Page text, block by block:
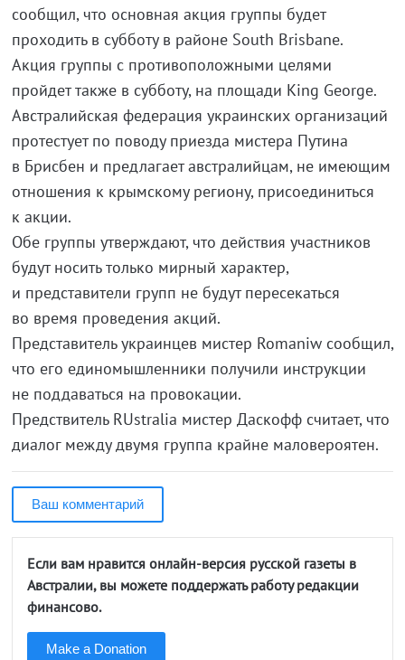
сообщил, что основная акция группы будет
проходить в субботу в районе South Brisbane.
Акция группы с противоположными целями
пройдет также в субботу, на площади King George.
Австралийская федерация украинских организаций
протестует по поводу приезда мистера Путина
в Брисбен и предлагает австралийцам, не имеющим
отношения к крымскому региону, присоединиться
к акции.
Обе группы утверждают, что действия участников
будут носить только мирный характер,
и представители групп не будут пересекаться
во время проведения акций.
Представитель украинцев мистер Romaniw сообщил,
что его единомышленники получили инструкции
не поддаваться на провокации.
Предствитель RUstralia мистер Даскофф считает, что
диалог между двумя группа крайне маловероятен.
Ваш комментарий
Если вам нравится онлайн-версия русской газеты в
Австралии, вы можете поддержать работу редакции
финансово.
Make a Donation